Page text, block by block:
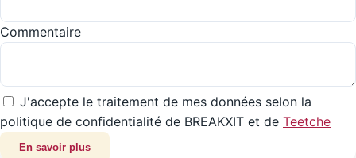
Commentaire
J'accepte le traitement de mes données selon la
politique de confidentialité de BREAKXIT et de Teetche
En savoir plus